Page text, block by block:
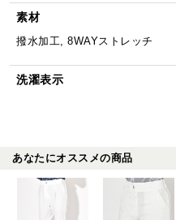
素材
撥水加工, 8WAYストレッチ
洗濯表示
あなたにオススメの商品